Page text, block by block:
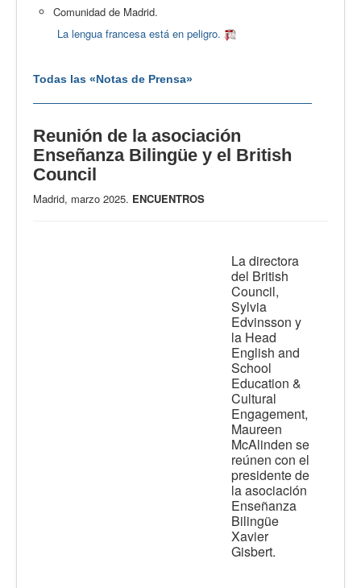
Comunidad de Madrid.
La lengua francesa está en peligro.
Todas las «Notas de Prensa»
Reunión de la asociación
Enseñanza Bilingüe y el British
Council
Madrid, marzo 2025. ENCUENTROS
La directora
del British
Council,
Sylvia
Edvinsson y
la Head
English and
School
Education &
Cultural
Engagement,
Maureen
McAlinden se
reúnen con el
presidente de
la asociación
Enseñanza
Bilingüe
Xavier
Gisbert.